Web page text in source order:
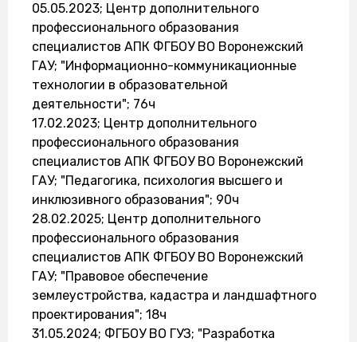
05.05.2023; Центр дополнительного
профессионального образования
специалистов АПК ФГБОУ ВО Воронежский
ГАУ; "Информационно-коммуникационные
технологии в образовательной
деятельности"; 76ч
17.02.2023; Центр дополнительного
профессионального образования
специалистов АПК ФГБОУ ВО Воронежский
ГАУ; "Педагогика, психология высшего и
инклюзивного образования"; 90ч
28.02.2025; Центр дополнительного
профессионального образования
специалистов АПК ФГБОУ ВО Воронежский
ГАУ; "Правовое обеспечение
землеустройства, кадастра и ландшафтного
проектирования"; 18ч
31.05.2024; ФГБОУ ВО ГУЗ; "Разработка